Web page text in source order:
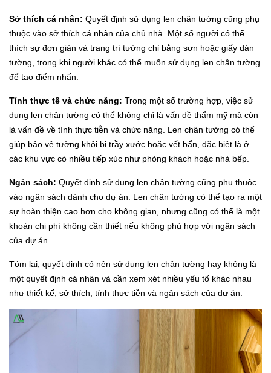
Sở thích cá nhân: Quyết định sử dụng len chân tường cũng phụ
thuộc vào sở thích cá nhân của chủ nhà. Một số người có thể
thích sự đơn giản và trang trí tường chỉ bằng sơn hoặc giấy dán
tường, trong khi người khác có thể muốn sử dụng len chân tường
để tạo điểm nhấn.
Tính thực tế và chức năng: Trong một số trường hợp, việc sử
dụng len chân tường có thể không chỉ là vấn đề thẩm mỹ mà còn
là vấn đề về tính thực tiễn và chức năng. Len chân tường có thể
giúp bảo vệ tường khỏi bị trầy xước hoặc vết bẩn, đặc biệt là ở
các khu vực có nhiều tiếp xúc như phòng khách hoặc nhà bếp.
Ngân sách: Quyết định sử dụng len chân tường cũng phụ thuộc
vào ngân sách dành cho dự án. Len chân tường có thể tạo ra một
sự hoàn thiện cao hơn cho không gian, nhưng cũng có thể là một
khoản chi phí không cần thiết nếu không phù hợp với ngân sách
của dự án.
Tóm lại, quyết định có nên sử dụng len chân tường hay không là
một quyết định cá nhân và cần xem xét nhiều yếu tố khác nhau
như thiết kế, sở thích, tính thực tiễn và ngân sách của dự án.